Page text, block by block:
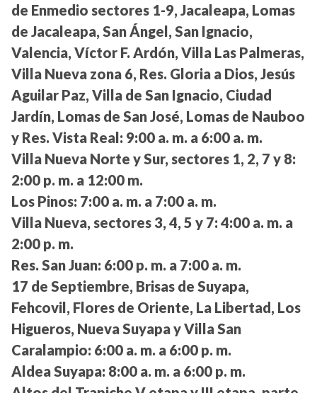
de Enmedio sectores 1-9, Jacaleapa, Lomas
de Jacaleapa, San Ángel, San Ignacio,
Valencia, Víctor F. Ardón, Villa Las Palmeras,
Villa Nueva zona 6, Res. Gloria a Dios, Jesús
Aguilar Paz, Villa de San Ignacio, Ciudad
Jardín, Lomas de San José, Lomas de Nauboo
y Res. Vista Real: 9:00 a. m. a 6:00 a. m.
Villa Nueva Norte y Sur, sectores 1, 2, 7 y 8:
2:00 p. m. a 12:00 m.
Los Pinos: 7:00 a. m. a 7:00 a. m.
Villa Nueva, sectores 3, 4, 5 y 7: 4:00 a. m. a
2:00 p. m.
Res. San Juan: 6:00 p. m. a 7:00 a. m.
17 de Septiembre, Brisas de Suyapa,
Fehcovil, Flores de Oriente, La Libertad, Los
Higueros, Nueva Suyapa y Villa San
Caralampio: 6:00 a. m. a 6:00 p. m.
Aldea Suyapa: 8:00 a. m. a 6:00 p. m.